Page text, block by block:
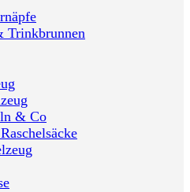
Trinkbrunnen
& Co